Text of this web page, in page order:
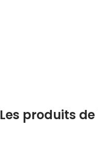
Les produits